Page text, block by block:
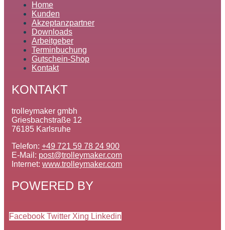
Home
Kunden
Akzeptanzpartner
Downloads
Arbeitgeber
Terminbuchung
Gutschein-Shop
Kontakt
KONTAKT
trolleymaker gmbh
Griesbachstraße 12
76185 Karlsruhe
Telefon: +49 721 59 78 24 900
E-Mail: post@trolleymaker.com
Internet: www.trolleymaker.com
POWERED BY
Facebook Twitter Xing Linkedin